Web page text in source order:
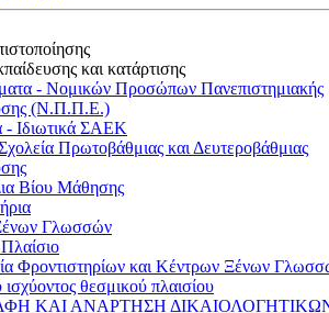
και κατάρτισης
- Νομικών Προσώπων Πανεπιστημιακής
(Ν.Π.Π.Ε.)
- Ιδιωτικά ΣΑΕΚ
Πρωτοβάθμιας και Δευτεροβάθμιας
Βίου Μάθησης
Γλωσσών
Φροντιστηρίων και Κέντρων Ξένων
ισχύοντος θεσμικού πλαισίου
ΚΑΙ ΑΝΑΡΤΗΣΗ